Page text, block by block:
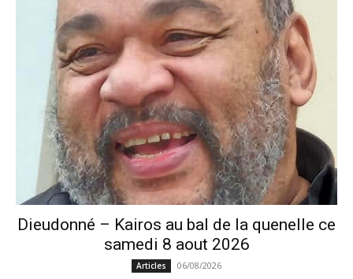
Dieudonné – Kairos au bal de la quenelle ce
samedi 8 aout 2026
Articles 06/08/2026